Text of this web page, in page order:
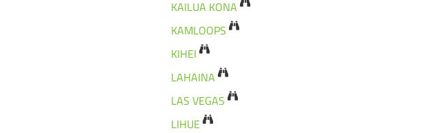
KAILUA KONA
KAMLOOPS
KIHEI
LAHAINA
LAS VEGAS
LIHUE